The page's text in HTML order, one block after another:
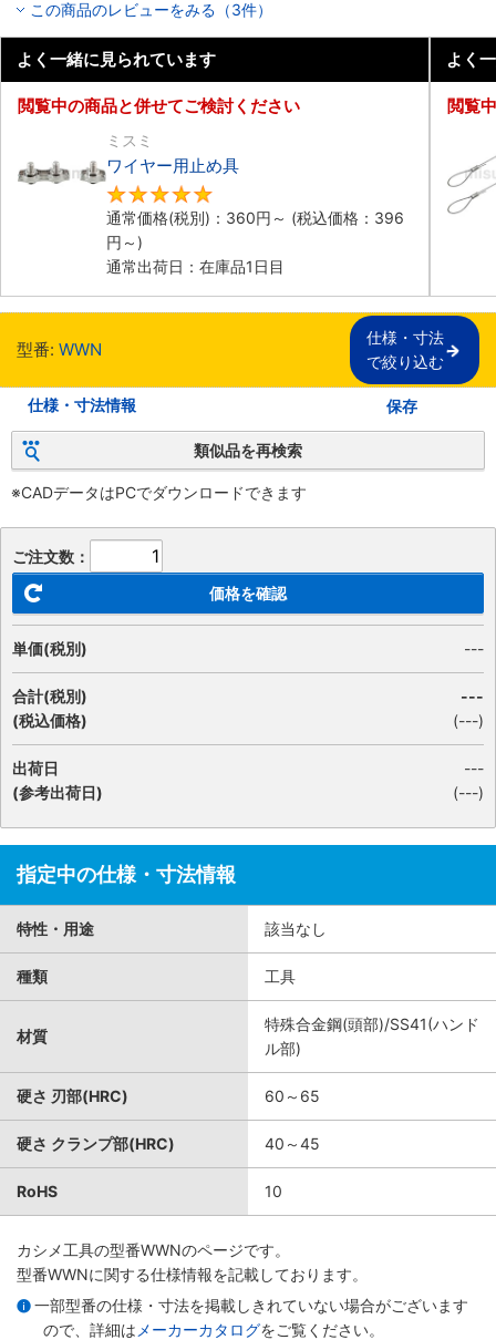
この商品のレビューをみる（3件）
よく一緒に見られています
閲覧中の商品と併せてご検討ください
ミスミ
ワイヤー用止め具
通常価格(税別)： 360円 ～ (税込価格： 396
円 ～)
通常出荷日：在庫品1日目
よく
閲覧
型番: WWN
仕様・寸法
で絞り込む
仕様・寸法情報 保存
類似品を再検索
※CADデータはPCでダウンロードできます
ご注文数：
価格を確認
単価(税別) ---
合計(税別)
(税込価格)
---
(---)
出荷日
(参考出荷日)
---
(---)
指定中の仕様・寸法情報
特性・用途 該当なし
種類 工具
材質
特殊合金鋼(頭部)/SS41(ハンド
ル部)
硬さ 刃部(HRC) 60～65
硬さ クランプ部(HRC) 40～45
RoHS 10
カシメ工具の型番WWNのページです。
型番WWNに関する仕様情報を記載しております。
一部型番の仕様・寸法を掲載しきれていない場合がございます
ので、詳細は メーカーカタログをご覧ください。